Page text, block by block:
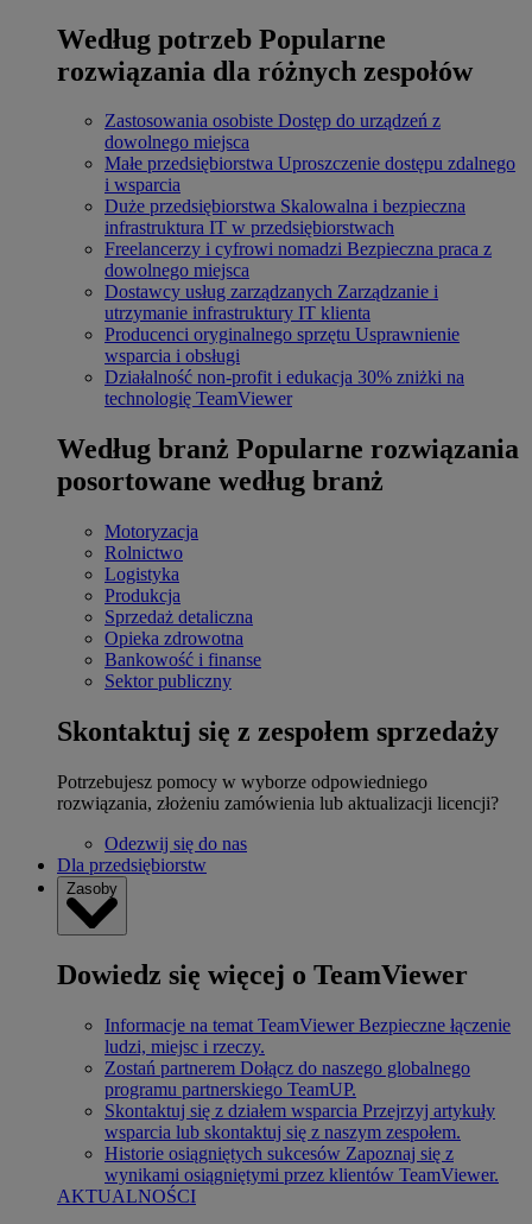
Według potrzeb Popularne
rozwiązania dla różnych zespołów
Zastosowania osobiste Dostęp do urządzeń z
dowolnego miejsca
Małe przedsiębiorstwa Uproszczenie dostępu zdalnego
i wsparcia
Duże przedsiębiorstwa Skalowalna i bezpieczna
infrastruktura IT w przedsiębiorstwach
Freelancerzy i cyfrowi nomadzi Bezpieczna praca z
dowolnego miejsca
Dostawcy usług zarządzanych Zarządzanie i
utrzymanie infrastruktury IT klienta
Producenci oryginalnego sprzętu Usprawnienie
wsparcia i obsługi
Działalność non-profit i edukacja 30% zniżki na
technologię TeamViewer
Według branż Popularne rozwiązania
posortowane według branż
Motoryzacja
Rolnictwo
Logistyka
Produkcja
Sprzedaż detaliczna
Opieka zdrowotna
Bankowość i finanse
Sektor publiczny
Skontaktuj się z zespołem sprzedaży
Potrzebujesz pomocy w wyborze odpowiedniego
rozwiązania, złożeniu zamówienia lub aktualizacji licencji?
Odezwij się do nas
Dla przedsiębiorstw
Zasoby
Dowiedz się więcej o TeamViewer
Informacje na temat TeamViewer Bezpieczne łączenie
ludzi, miejsc i rzeczy.
Zostań partnerem Dołącz do naszego globalnego
programu partnerskiego TeamUP.
Skontaktuj się z działem wsparcia Przejrzyj artykuły
wsparcia lub skontaktuj się z naszym zespołem.
Historie osiągniętych sukcesów Zapoznaj się z
wynikami osiągniętymi przez klientów TeamViewer.
AKTUALNOŚCI